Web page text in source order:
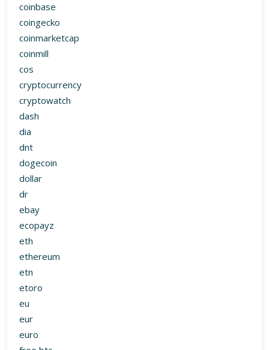
coinbase
coingecko
coinmarketcap
coinmill
cos
cryptocurrency
cryptowatch
dash
dia
dnt
dogecoin
dollar
dr
ebay
ecopayz
eth
ethereum
etn
etoro
eu
eur
euro